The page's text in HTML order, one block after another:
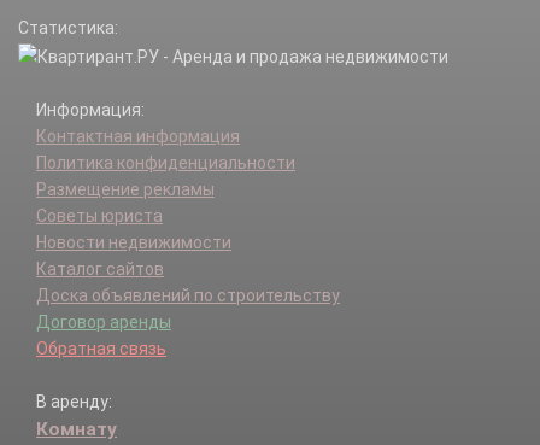
Статистика:
Информация:
Контактная информация
Политика конфиденциальности
Размещение рекламы
Советы юриста
Новости недвижимости
Каталог сайтов
Доска объявлений по строительству
Договор аренды
Обратная связь
В аренду:
Комнату